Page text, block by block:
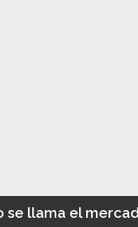
se llama el